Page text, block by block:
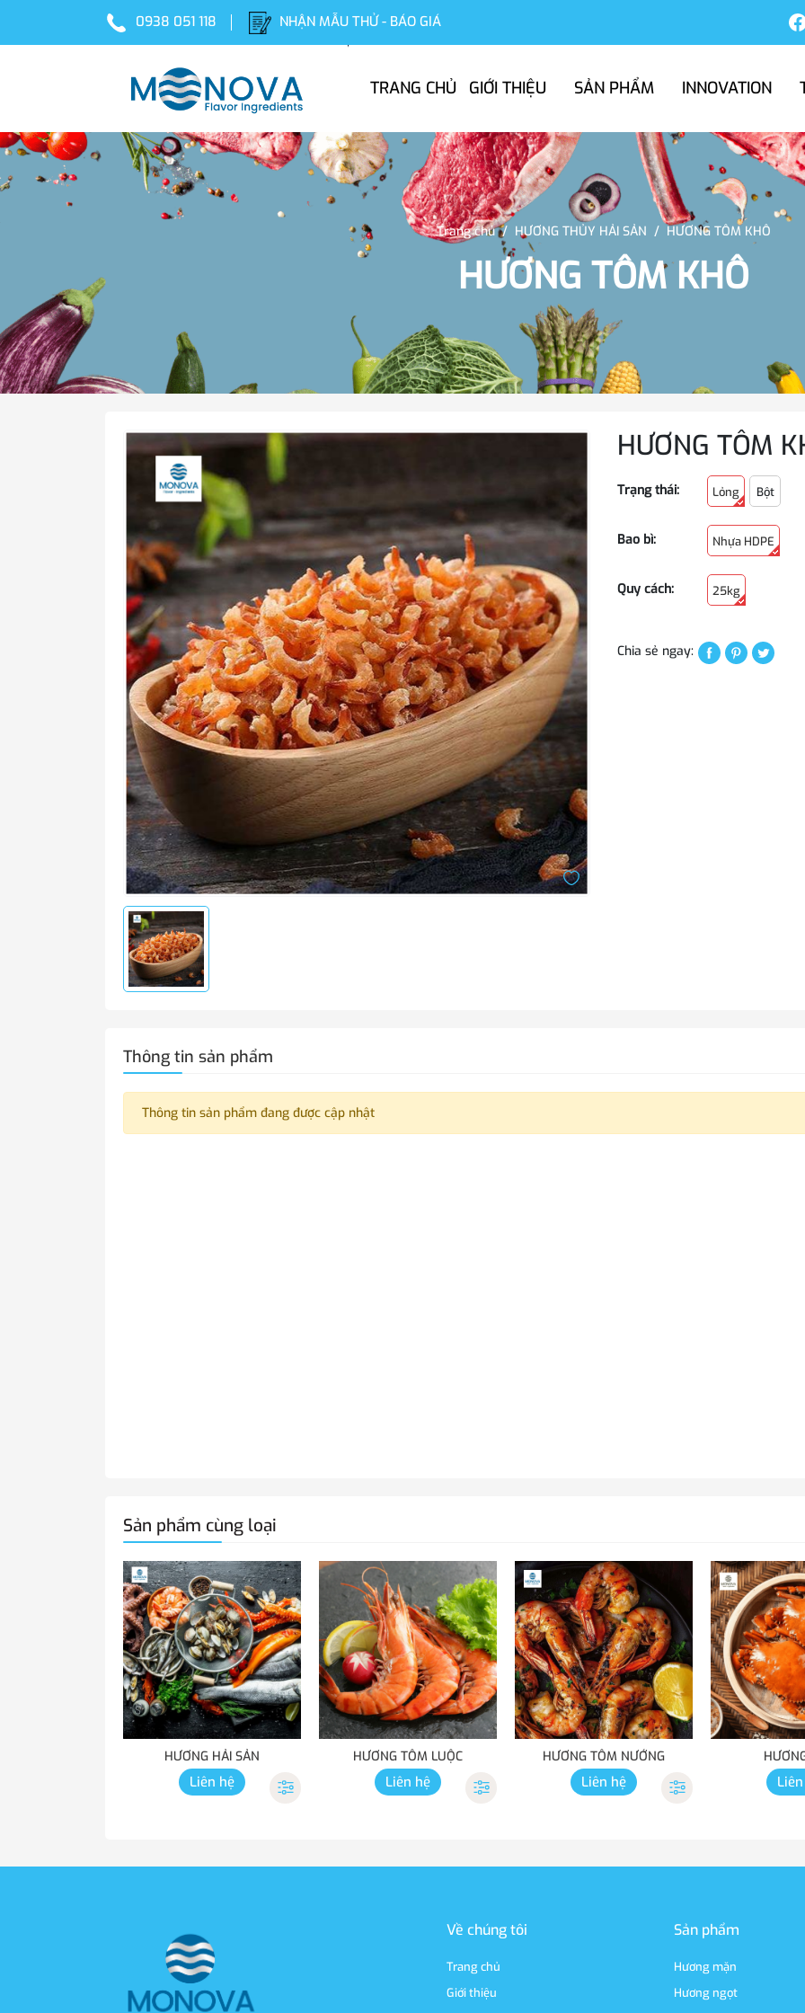
0938 051 118 NHẬN MẪU THỬ - BÁO GIÁ
TRANG CHỦ GIỚI THIỆU SẢN PHẨM INNOVATION
Trang chủ / HƯƠNG THỦY HẢI SẢN / HƯƠNG TÔM KHÔ
HƯƠNG TÔM KHÔ
HƯƠNG TÔM
Trạng thái: Lỏng Bột
Bao bì: Nhựa HDPE
Quy cách: 25kg
Chia sẻ ngay:
Thông tin sản phẩm
Thông tin sản phẩm đang được cập nhật
Sản phẩm cùng loại
HƯƠNG HẢI SẢN
Liên hệ
HƯƠNG TÔM LUỘC
Liên hệ
HƯƠNG TÔM NƯỚNG
Liên hệ
Về chúng tôi
Trang chủ
Giới thiệu
Sản phẩm
Hương mặn
Hương ngọt